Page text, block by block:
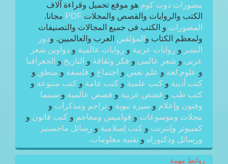
مصورات دوت كوم هو موقع تحميل وقراءة آلاف
الكتب والروايات والقصص والمجلات PDF مجانا.
المصورات و الكتب فى جميع المجالات والتصنيفات
ولمعظم الكتاب و المؤلفين العرب والعالميين. ودور
النشر و روايات عربية و روايات عالمية و دواوين شعر
عربى و شعر عالمى و فكر وثقافة و التاريخ و الجغرافيا
و علوم لغة و علم نفس و اجتماع و فلسفة و منطق و
كتب أدبية و كتب علمية و كتب عامة و كتب متنوعة و
كتب طب و قصص عربية و قصص عالمية و سينما
وفنون وإعلام و سيره نبوية و تراجم ومذكرات و
مجلات وموسوعات و قواميس ومعاجم و كتب قانون و
كمبيوتر وإنترنت و كتب إسلامية و رسائل ماجستير
ورسائل ودكتوراه و تقنيه معلومات.
روابط مهمة